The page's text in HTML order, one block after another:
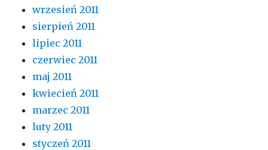
wrzesień 2011
sierpień 2011
lipiec 2011
czerwiec 2011
maj 2011
kwiecień 2011
marzec 2011
luty 2011
styczeń 2011